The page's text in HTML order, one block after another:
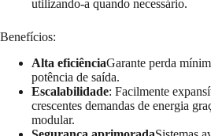
utilizando-a quando necessário.
Benefícios:
Alta eficiênciaGarante perda
potência de saída.
Escalabilidade: Facilmente
crescentes demandas de energia
modular.